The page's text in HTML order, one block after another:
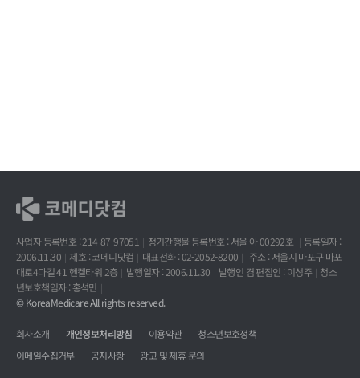
사업자 등록번호 : 214-87-97051 정기간행물 등록번호 : 서울 아 00292호
등록일자 :
2006.11.30
제호 : 코메디닷컴 대표전화 : 02-2052-8200
주소 : 서울시 마포구 마포
대로4다길 41 헨켈타워 2층
발행일자 : 2006.11.30 발행인 겸 편집인 : 이성주
청소
년보호책임자 : 홍석민
© KoreaMedicare All rights reserved.
회사소개 개인정보처리방침 이용약관
청소년보호정책
이메일수집거부
공지사항 광고 및 제휴 문의